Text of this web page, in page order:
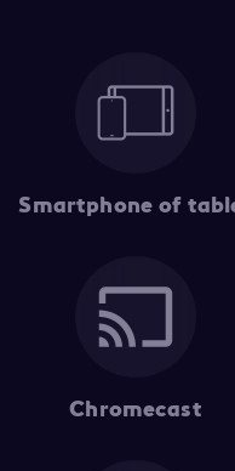
Smartphone of
Chromecast